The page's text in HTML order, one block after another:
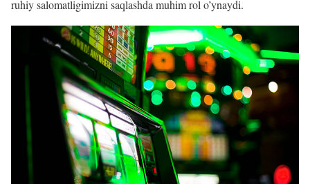
ruhiy salomatligimizni saqlashda muhim rol o’ynaydi.